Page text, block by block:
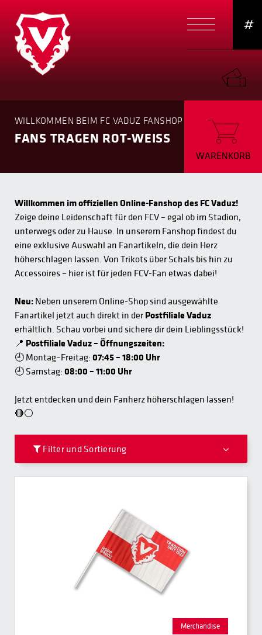
#
WILLKOMMEN BEIM FC VADUZ FANSHOP
FANS TRAGEN ROT-WEISS
WARENKORB
Willkommen im offiziellen Online-Fanshop des FC Vaduz!
Zeige deine Leidenschaft für den FCV – egal ob im Stadion,
unterwegs oder zu Hause. In unserem Fanshop findest du
eine exklusive Auswahl an Fanartikeln, die dein Herz
höherschlagen lassen. Von Trikots über Schals bis hin zu
Accessoires – hier ist für jeden FCV-Fan etwas dabei!
Neu: Neben unserem Online-Shop sind ausgewählte
Fanartikel jetzt auch direkt in der Postfiliale Vaduz
erhältlich. Schau vorbei und sichere dir dein Lieblingsstück!
📍 Postfiliale Vaduz – Öffnungszeiten:
🕘 Montag–Freitag: 07:45 – 18:00 Uhr
🕘 Samstag: 08:00 – 11:00 Uhr
Jetzt entdecken und dein Fanherz höherschlagen lassen!
🔴⚪
Filter und Sortierung
Merchandise